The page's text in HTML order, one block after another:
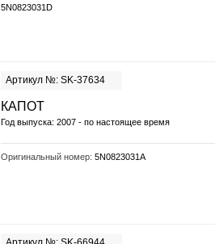
5N0823031D
Артикул №: SK-37634
КАПОТ
Год выпуска: 2007 - по настоящее время
Оригинальный номер: 5N0823031A